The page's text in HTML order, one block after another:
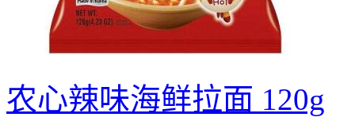
农心辣味海鲜拉面 120g